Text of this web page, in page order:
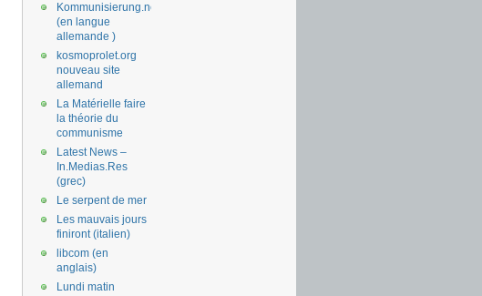
Kommunisierung.net
(en langue
allemande )
kosmoprolet.org
nouveau site
allemand
La Matérielle faire
la théorie du
communisme
Latest News –
In.Medias.Res
(grec)
Le serpent de mer
Les mauvais jours
finiront (italien)
libcom (en
anglais)
Lundi matin